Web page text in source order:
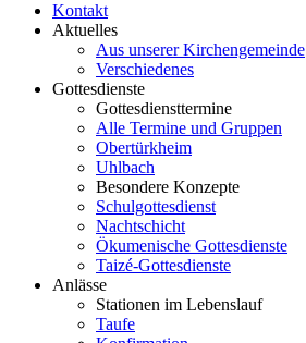
Kontakt
Aktuelles
Aus unserer Kirchengemeinde
Verschiedenes
Gottesdienste
Gottesdiensttermine
Alle Termine und Gruppen
Obertürkheim
Uhlbach
Besondere Konzepte
Schulgottesdienst
Nachtschicht
Ökumenische Gottesdienste
Taizé-Gottesdienste
Anlässe
Stationen im Lebenslauf
Taufe